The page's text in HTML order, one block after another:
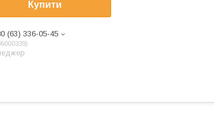
Купити
(63) 336-05-45